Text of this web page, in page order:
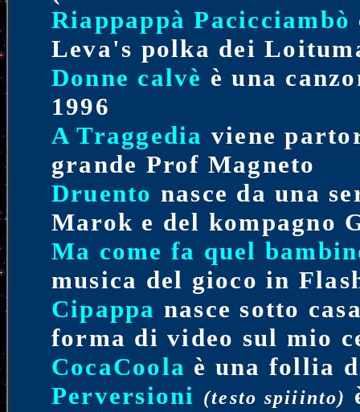
Riappappà Pacicciambò
Leva's polka dei
Donne calvè è una
1996
A Traggedia viene
grande Prof Magneto
Druento nasce da una
Marok e del kompagno
Ma come fa quel
musica del gioco in
Cipappa nasce sotto
forma di video sul mio
CocaCoola è una follia
Perversioni (testo spiiinto)